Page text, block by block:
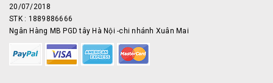
20/07/2018
STK : 1889886666
Ngân Hàng MB PGD tây Hà Nội -chi nhánh Xuân Mai